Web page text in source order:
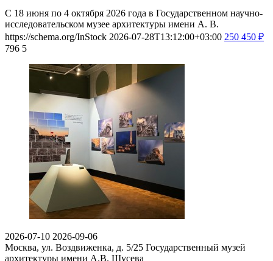
С 18 июня по 4 октября 2026 года в Государственном научно-
исследовательском музее архитектуры имени А. В.
https://schema.org/InStock 2026-07-28T13:12:00+03:00 250 450 ₽
796 5
2026-07-10 2026-09-06
Москва, ул. Воздвиженка, д. 5/25 Государственный музей
архитектуры имени А.В. Щусева